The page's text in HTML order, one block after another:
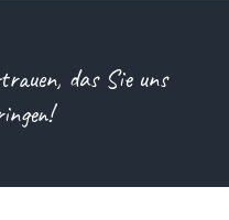
das Sie uns